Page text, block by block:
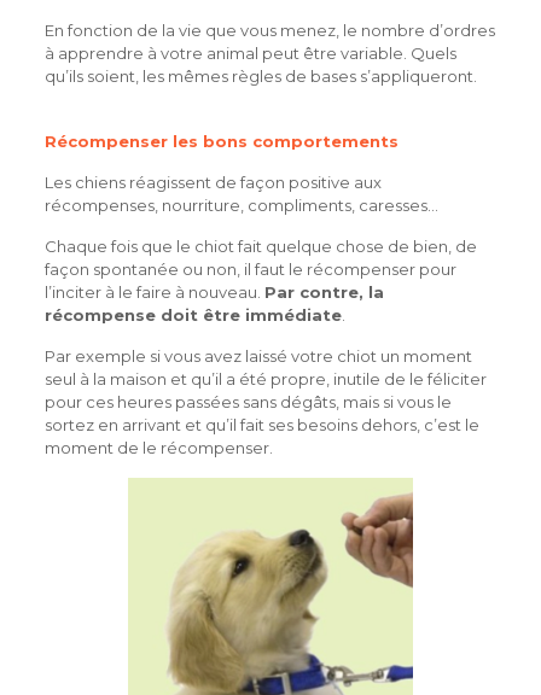
En fonction de la vie que vous menez, le nombre d’ordres
à apprendre à votre animal peut être variable. Quels
qu’ils soient, les mêmes règles de bases s’appliqueront.
Récompenser les bons comportements
Les chiens réagissent de façon positive aux
récompenses, nourriture, compliments, caresses…
Chaque fois que le chiot fait quelque chose de bien, de
façon spontanée ou non, il faut le récompenser pour
l’inciter à le faire à nouveau. Par contre, la
récompense doit être immédiate.
Par exemple si vous avez laissé votre chiot un moment
seul à la maison et qu’il a été propre, inutile de le féliciter
pour ces heures passées sans dégâts, mais si vous le
sortez en arrivant et qu’il fait ses besoins dehors, c’est le
moment de le récompenser.